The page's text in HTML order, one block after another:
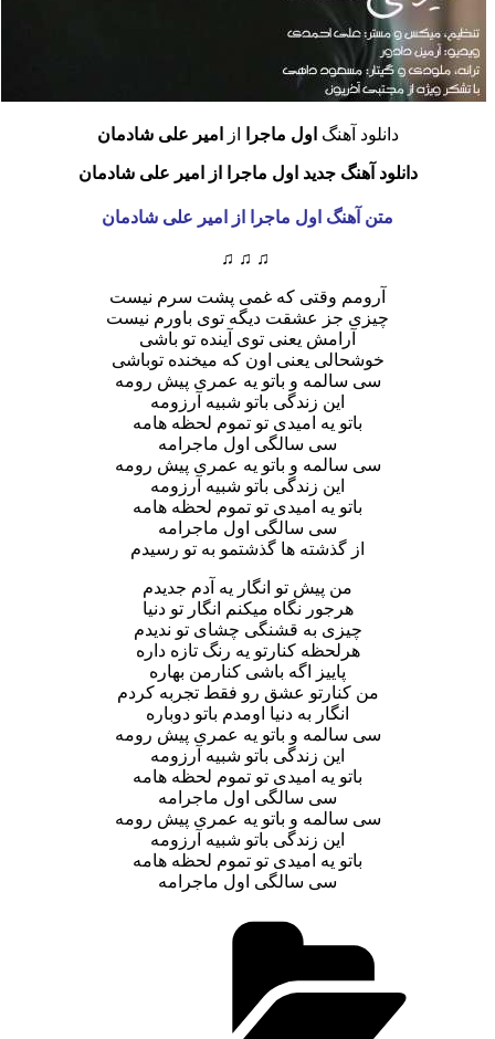
دانلود آهنگ اول ماجرا از امیر علی شادمان
دانلود آهنگ جدید اول ماجرا از امیر علی شادمان
متن آهنگ اول ماجرا از امیر علی شادمان
♫ ♫ ♫
آرومم وقتی که غمی پشت سرم نیست
چیزی جز عشقت دیگه توی باورم نیست
آرامش یعنی توی آینده تو باشی
خوشحالی یعنی اون که میخنده توباشی
سی سالمه و باتو یه عمری پیش رومه
این زندگی باتو شبیه آرزومه
باتو یه امیدی تو تموم لحظه هامه
سی سالگی اول ماجرامه
سی سالمه و باتو یه عمری پیش رومه
این زندگی باتو شبیه آرزومه
باتو یه امیدی تو تموم لحظه هامه
سی سالگی اول ماجرامه
از گذشته ها گذشتمو به تو رسیدم
من پیش تو انگار یه آدم جدیدم
هرجور نگاه میکنم انگار تو دنیا
چیزی به قشنگی چشای تو ندیدم
هرلحظه کنارتو یه رنگ تازه داره
پاییز اگه باشی کنارمن بهاره
من کنارتو عشق رو فقط تجربه کردم
انگار به دنیا اومدم باتو دوباره
سی سالمه و باتو یه عمری پیش رومه
این زندگی باتو شبیه آرزومه
باتو یه امیدی تو تموم لحظه هامه
سی سالگی اول ماجرامه
سی سالمه و باتو یه عمری پیش رومه
این زندگی باتو شبیه آرزومه
باتو یه امیدی تو تموم لحظه هامه
سی سالگی اول ماجرامه